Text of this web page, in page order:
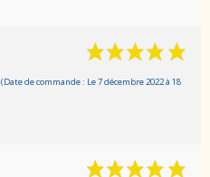
(Date de commande : Le 7 décembre 2022 à 18